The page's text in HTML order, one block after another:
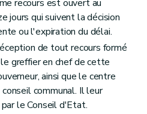
recours est ouvert au
jours qui suivent la décision
ou l'expiration du délai.
de tout recours formé
greffier en chef de cette
ainsi que le centre
communal. Il leur
le Conseil d'Etat.